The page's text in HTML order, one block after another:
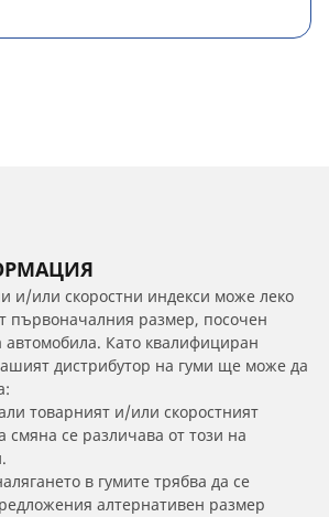
и/или скоростни индекси може леко
първоначалния размер, посочен
автомобила. Като квалифициран
дистрибутор на гуми ще може да
товарният и/или скоростният
смяна се различава от този на
в гумите трябва да се
алтернативен размер